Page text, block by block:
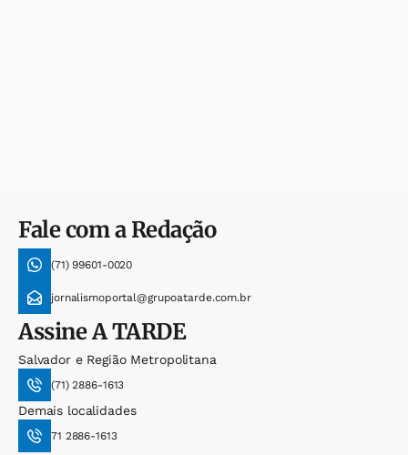
Fale com a Redação
(71) 99601-0020
jornalismoportal@grupoatarde.com.br
AssineA TARDE
Salvador e Região Metropolitana
(71) 2886-1613
Demais localidades
71 2886-1613